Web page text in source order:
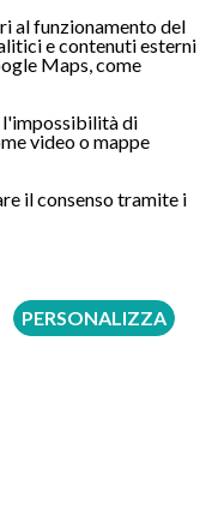
al funzionamento del
e contenuti esterni
Maps, come
l'impossibilità di
video o mappe
il consenso tramite i
PERSONALIZZA
lesioni al
contenuta nei
e
tumori a stomaco,
richiedere maggiori